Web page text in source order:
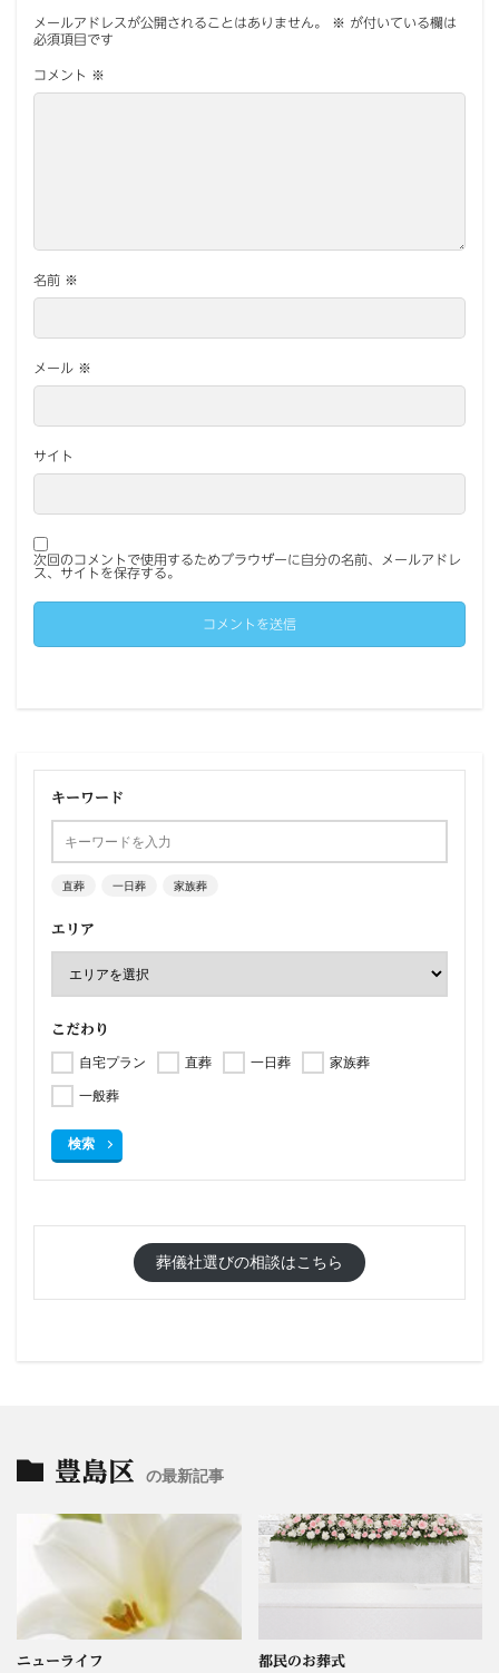
メールアドレスが公開されることはありません。 ※ が付いている欄は
必須項目です
コメント ※
名前 ※
メール ※
サイト
次回のコメントで使用するためブラウザーに自分の名前、メールアドレ
ス、サイトを保存する。
キーワード
直葬 一日葬 家族葬
エリア
こだわり
自宅プラン 直葬 一日葬
家族葬
一般葬
検索
葬儀社選びの相談はこちら
豊島区 の最新記事
ニューライフ 都民のお葬式